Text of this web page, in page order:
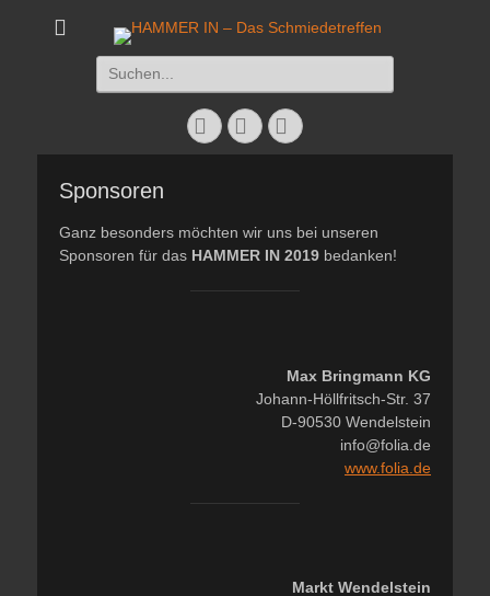
HAMMER IN - Das
Das Schmiedetreffen 26. – 28. Juli 2019
Suchen
nach:
Facebook
TwitterInstagram
Sponsoren
Ganz besonders möchten wir uns bei unseren
Sponsoren für das HAMMER IN 2019 bedanken!
Max Bringmann KG
Johann-Höllfritsch-Str. 37
D-90530 Wendelstein
info@folia.de
www.folia.de
Markt Wendelstein